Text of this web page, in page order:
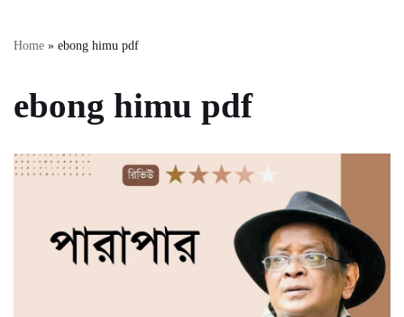
Home » ebong himu pdf
ebong himu pdf